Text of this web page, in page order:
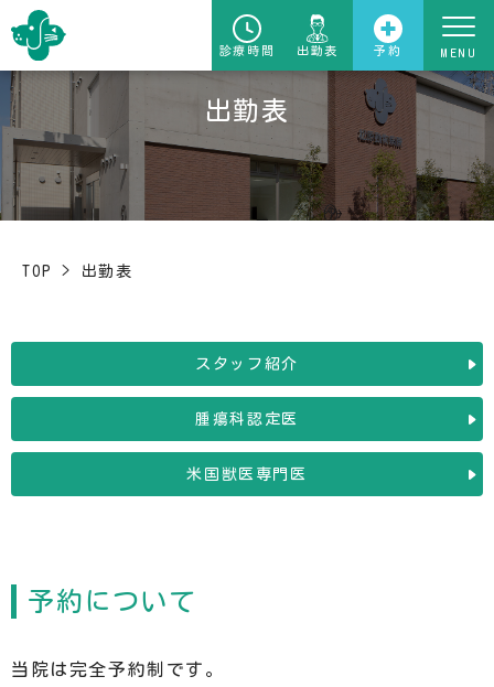
診療時間 出勤表 予約
出勤表
TOP > 出勤表
スタッフ紹介
腫瘍科認定医
米国獣医専門医
予約について
当院は完全予約制です。